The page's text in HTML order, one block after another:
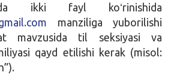
ikki fayl koʻrinishida
manziliga yuborilishi
mavzusida til seksiyasi va
qayd etilishi kerak (misol: